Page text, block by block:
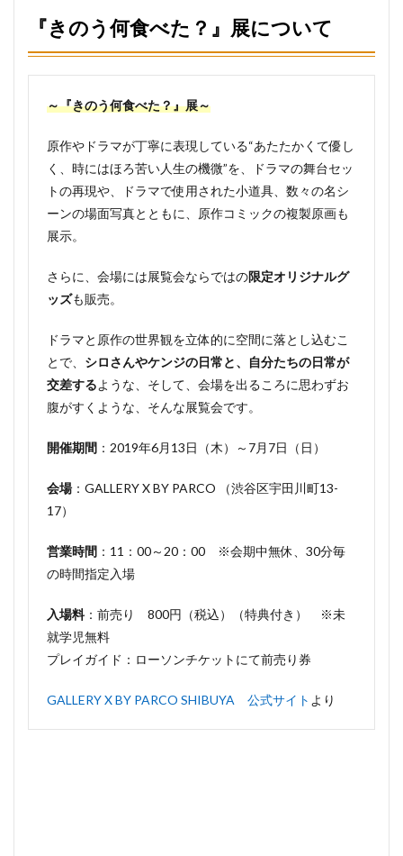
べ
た？』
展につ
『きの
べ
た？』
展の場
所とア
クセス
方法
『きの
う何食
べ
展の当
日チケ
ットの
発売は
ある？
『きの
べ
展の限
ズ売り
切れ予
想
5
まと
め
『きのう何食べた？』展について
～『きのう何食べた？』展～
原作やドラマが丁寧に表現している“あたたかくて優し
く、時にはほろ苦い人生の機微”を、ドラマの舞台セッ
トの再現や、ドラマで使用された小道具、数々の名シ
ーンの場面写真とともに、原作コミックの複製原画も
展示。
さらに、会場には展覧会ならではの限定オリジナルグ
ッズも販売。
ドラマと原作の世界観を立体的に空間に落とし込むこ
とで、 シロさんやケンジの日常と、自分たちの日常が
交差するような、そして、会場を出るころに思わずお
腹がすくような、そんな展覧会です。
開催期間 ：2019年6月13日（木）～7月7日（日）
会場：GALLERY X BY PARCO （渋谷区宇田川町13-
17）
営業時間 ：11：00～20：00 ※会期中無休、30分毎
の時間指定入場
入場料：前売り 800円（税込）（特典付き） ※未
就学児無料
プレイガイド：ローソンチケットにて前売り券
GALLERY X BY PARCO SHIBUYA 公式サイト より